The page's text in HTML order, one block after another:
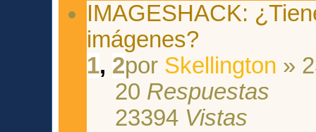
IMAGESHACK:
imágenes?
1, 2por Skellington »
20 Respuestas
23394 Vistas